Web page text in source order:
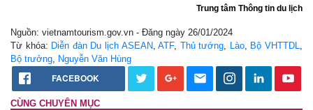
Trung tâm Thông tin du lịch
Nguồn: vietnamtourism.gov.vn - Đăng ngày 26/01/2024
Từ khóa: Diễn đàn Du lịch ASEAN ,ATF, Thủ tướng Lào, Bộ VHTTDL
Bộ trưởng
Nguyễn Văn Hùng
FACEBOOK
CÙNG CHUYÊN MỤC